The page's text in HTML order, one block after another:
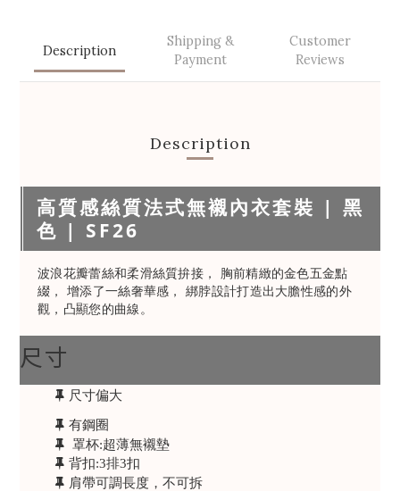
Description
Shipping &
Payment
Customer
Reviews
Description
高質感絲質法式無襯內衣套裝 | 黑
色 | SF26
波浪花瓣蕾絲和柔滑絲質拚接， 胸前精緻的金色五金點
綴， 增添了一絲奢華感， 綁脖設計打造出大膽性感的外
觀，凸顯您的曲線。
尺寸
尺寸偏大
有鋼圈
罩杯:超薄無襯墊
背扣:3排3扣
肩帶可調長度，不可拆